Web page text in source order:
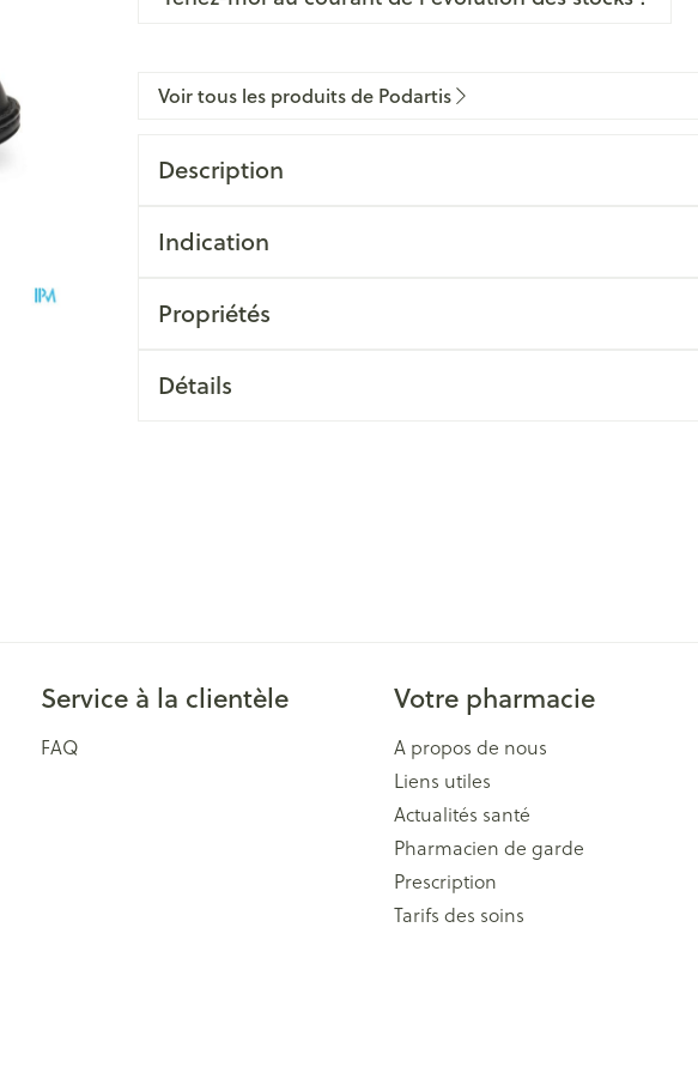
Voir tous les produits de Podartis
Description
Indication
Propriétés
Détails
Service à la clientèle
FAQ
Votre pharmacie
A propos de nous
Liens utiles
Actualités santé
Pharmacien de garde
Prescription
Tarifs des soins